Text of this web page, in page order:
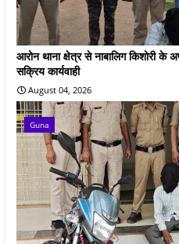
आरोन थाना क्षेत्र से नाबालिग किशोरी
सक्रिय कार्यवाही
August 04, 2026
Guna